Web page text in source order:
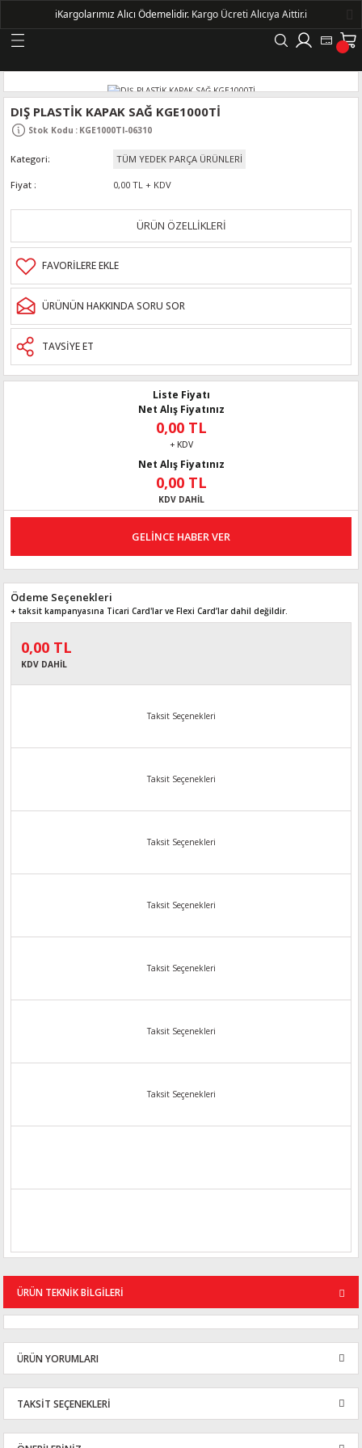
Geri Dön
KASNAKLI ALTERNATÖRLER - 1500
DIŞ PLASTİK KAPAK SAĞ KGE1000Tİ
Stok Kodu : KGE1000TI-06310
Kategori TÜM YEDEK PARÇA ÜRÜNLERİ
Fiyat 0,00 TL + KDV
ÜRÜN ÖZELLİKLERİ
ÜRÜNÜN HAKKINDA SORU SOR
TAVSİYE ET
Liste Fiyatı
Net Alış Fiyatınız
0,00 TL
+ KDV
Net Alış Fiyatınız
0,00 TL
KDV DAHİL
GELİNCE HABER VER
Ödeme Seçenekleri
+ taksit kampanyasına Ticari Card'lar ve Flexi Card’lar dahil değildir.
0,00 TL
KDV DAHİL
Taksit Seçenekleri
Taksit Seçenekleri
Taksit Seçenekleri
Taksit Seçenekleri
Taksit Seçenekleri
Taksit Seçenekleri
Taksit Seçenekleri
ÜRÜN TEKNİK BİLGİLERİ
ÜRÜN YORUMLARI
Bu ürüne ilk yorumu siz yapın!
TAKSİT SEÇENEKLERİ
ℹ️Kargolarımız Alıcı Ödemelidir. Kargo Ücreti Alıcıya Aittir.ℹ️